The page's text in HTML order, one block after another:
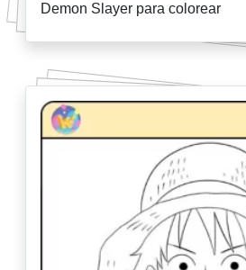
Demon Slayer para colorear